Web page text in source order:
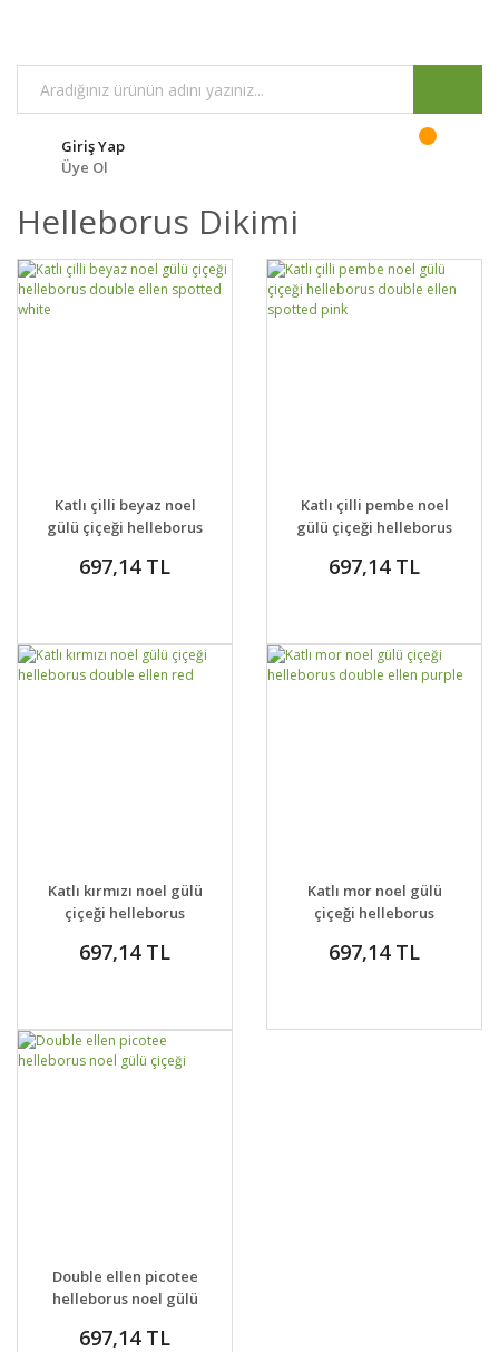
Giriş Yap
Üye Ol
Helleborus Dikimi
DETAYLAR
VER
Katlı çilli beyaz noel
gülü çiçeği helleborus
white
697,14 TL
DETAYLAR
VER
Katlı çilli pembe noel
gülü çiçeği helleborus
pink
697,14 TL
DETAYLAR
VER
Katlı kırmızı noel gülü
çiçeği helleborus
697,14 TL
DETAYLAR
VER
Katlı mor noel gülü
çiçeği helleborus
697,14 TL
DETAYLAR
VER
Double ellen picotee
helleborus noel gülü
697,14 TL